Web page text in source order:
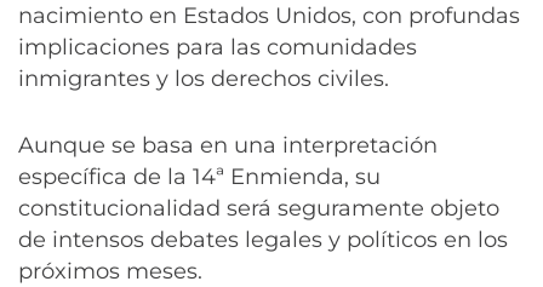
nacimiento en Estados Unidos, con profundas
implicaciones para las comunidades
inmigrantes y los derechos civiles.
Aunque se basa en una interpretación
específica de la 14ª Enmienda, su
constitucionalidad será seguramente objeto
de intensos debates legales y políticos en los
próximos meses.